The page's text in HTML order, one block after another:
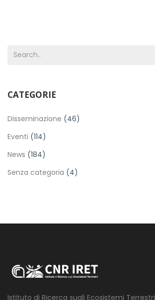
CATEGORIE
Disseminazione (46)
Eventi (114)
News (184)
Senza categoria (4)
Istituto di Ricerca sugli Ecosistemi Terrestri